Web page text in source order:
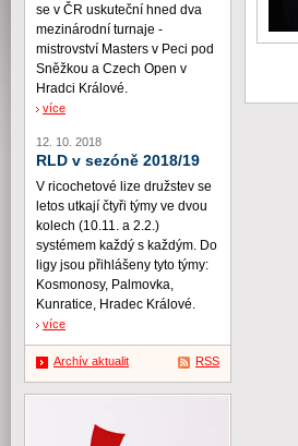
se v ČR uskuteční hned dva
mezinárodní turnaje -
mistrovství Masters v Peci pod
Sněžkou a Czech Open v
Hradci Králové.
více
12. 10. 2018
RLD v sezóně 2018/19
V ricochetové lize družstev se
letos utkají čtyři týmy ve dvou
kolech (10.11. a 2.2.)
systémem každý s každým. Do
ligy jsou přihlášeny tyto týmy:
Kosmonosy, Palmovka,
Kunratice, Hradec Králové.
více
Archív aktualit RSS